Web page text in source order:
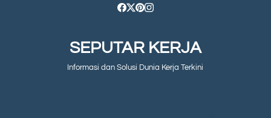
SEPUTAR KERJA
Informasi dan Solusi Dunia Kerja Terkini